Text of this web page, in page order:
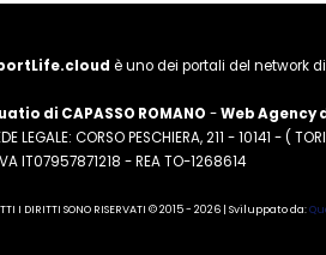
è uno dei portali del network
di CAPASSO ROMANO -Web Agency
LEGALE: CORSO PESCHIERA, 211 - 10141 - (
IT07957871218 - REA TO-1268614
I DIRITTI SONO RISERVATI © 2015 - 2026 | Sviluppato da: